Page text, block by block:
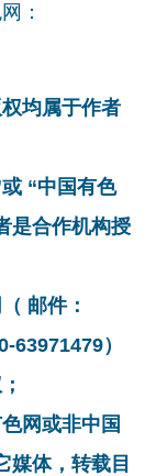
：
均属于作者
“中国有色
是合作机构授
邮件：
）
网或非中国
媒体，转载目